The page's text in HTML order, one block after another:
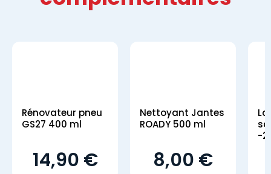
Rénovateur pneu
GS27 400 ml
14,90 €
Nettoyant Jantes
ROADY 500 ml
8,00 €
-